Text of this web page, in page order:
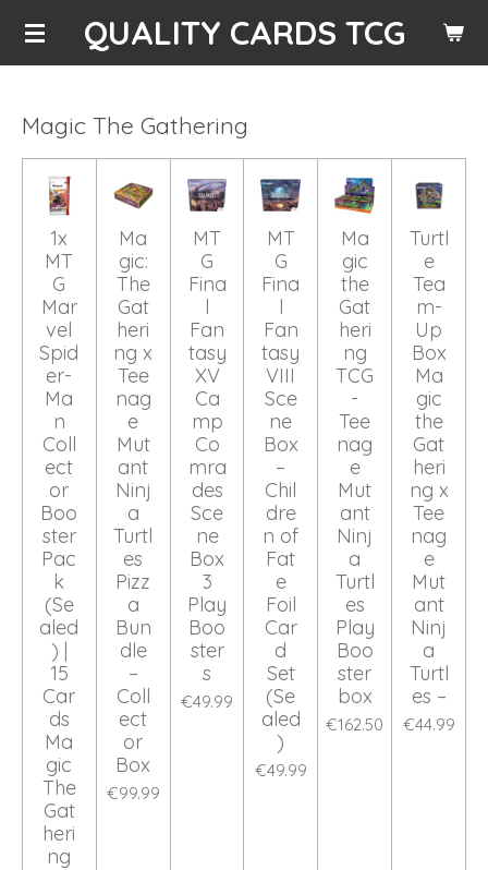
Skip
QUALITY CARDS TCG
Magic The Gathering
1x
MT
G
Mar
vel
Spid
er-
Ma
n
Coll
ect
or
Boo
ster
Pac
k
(Se
aled
) |
15
Car
ds
Ma
gic
The
Gat
heri
ng
Ma
gic:
The
Gat
heri
ng x
Tee
nag
e
Mut
ant
Ninj
a
Turtl
es
Pizz
a
Bun
dle
–
Coll
ect
or
Box
€99.99
MT
G
Fina
l
Fan
tasy
XV
Ca
mp
Co
mra
des
Sce
ne
Box
3
Play
Boo
ster
s
€49.99
MT
G
Fina
l
Fan
tasy
VIII
Sce
ne
Box
–
Chil
dre
n of
Fat
e
Foil
Car
d
Set
(Se
aled
)
€49.99
Ma
gic
the
Gat
heri
ng
TCG
-
Tee
nag
e
Mut
ant
Ninj
a
Turtl
es
Play
Boo
ster
box
€162.50
Turtl
e
Tea
m-
Up
Box
Ma
gic
the
Gat
heri
ng x
Tee
nag
e
Mut
ant
Ninj
a
Turtl
es –
€44.99